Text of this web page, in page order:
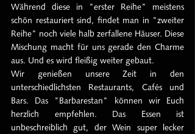
Während diese in "erster Reihe" meistens
schön restauriert sind, findet man in "zweiter
Reihe" noch viele halb zerfallene Häuser. Diese
Mischung macht für uns gerade den Charme
aus. Und es wird fleißig weiter gebaut.
Wir genießen unsere Zeit in den
unterschiedlichsten Restaurants, Cafés und
Bars. Das "Barbarestan" können wir Euch
herzlich empfehlen. Das Essen ist
unbeschreiblich gut, der Wein super lecker